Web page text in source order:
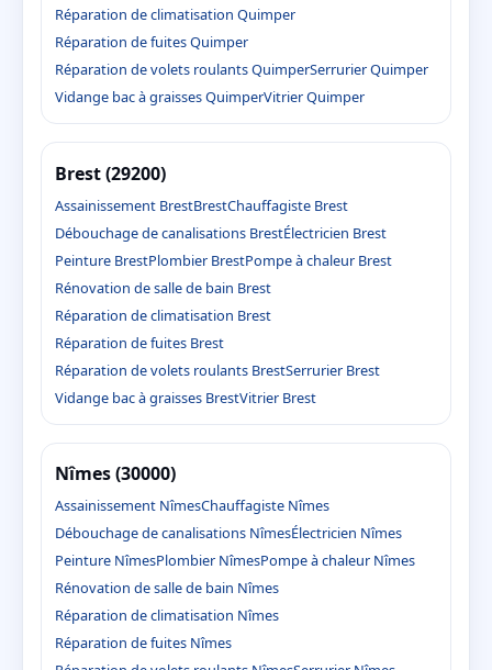
Réparation de climatisation Quimper
Réparation de fuites Quimper
Réparation de volets roulants QuimperSerrurier Quimper
Vidange bac à graisses QuimperVitrier Quimper
Brest (29200)
Assainissement BrestBrestChauffagiste Brest
Débouchage de canalisations BrestÉlectricien Brest
Peinture BrestPlombier BrestPompe à chaleur Brest
Rénovation de salle de bain Brest
Réparation de climatisation Brest
Réparation de fuites Brest
Réparation de volets roulants BrestSerrurier Brest
Vidange bac à graisses BrestVitrier Brest
Nîmes (30000)
Assainissement NîmesChauffagiste Nîmes
Débouchage de canalisations NîmesÉlectricien Nîmes
Peinture NîmesPlombier NîmesPompe à chaleur Nîmes
Rénovation de salle de bain Nîmes
Réparation de climatisation Nîmes
Réparation de fuites Nîmes